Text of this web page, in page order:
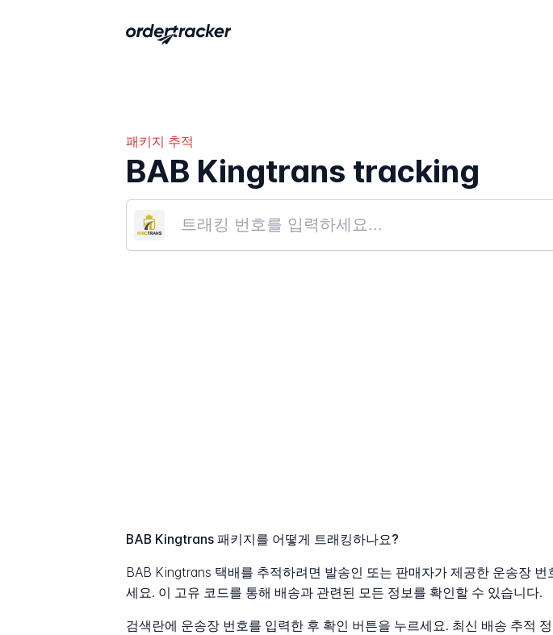
패키지 추적
BAB Kingtrans tracking
BAB Kingtrans 패키지를 어떻게 트래킹하나요?
BAB Kingtrans 택배를 추적하려면 발송인 또는 판매자가 제공한 운송장 번
세요. 이 고유 코드를 통해 배송과 관련된 모든 정보를 확인할 수 있습니다.
검색란에 운송장 번호를 입력한 후 확인 버튼을 누르세요. 최신 배송 추적